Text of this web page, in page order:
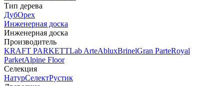
Тип дерева
ДубОрех
Инженерная доска
Инженерная доска
Производитель
KRAFT PARKETTLab ArteAbluxBrinelGran ParteRoyal
ParketAlpine Floor
Селекция
НатурСелектРустик